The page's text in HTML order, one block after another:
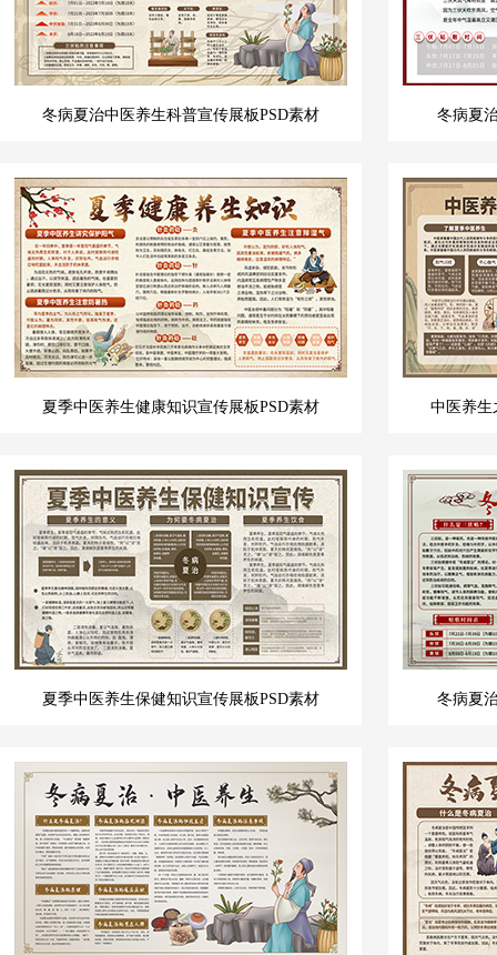
冬病夏治中医养生科普宣传展板PSD素材 冬病夏
夏季中医养生健康知识宣传展板PSD素材 中医养生
夏季中医养生保健知识宣传展板PSD素材 冬病夏